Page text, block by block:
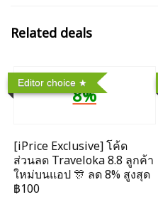
Related deals
Editor choice
8%
[iPrice Exclusive] โค้ด
ส่วนลด Traveloka 8.8 ลูกค้า
ใหม่บนแอป 🎊 ลด 8% สูงสุด​
฿100